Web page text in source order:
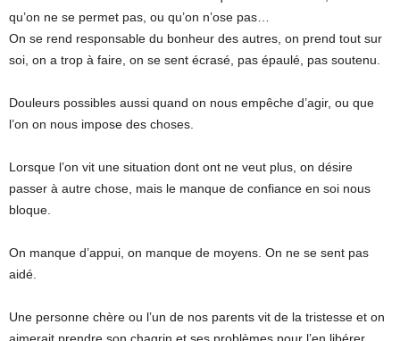
qu’on ne se permet pas, ou qu’on n’ose pas…
On se rend responsable du bonheur des autres, on prend tout sur
soi, on a trop à faire, on se sent écrasé, pas épaulé, pas soutenu.
Douleurs possibles aussi quand on nous empêche d’agir, ou que
l’on on nous impose des choses.
Lorsque l’on vit une situation dont ont ne veut plus, on désire
passer à autre chose, mais le manque de confiance en soi nous
bloque.
On manque d’appui, on manque de moyens. On ne se sent pas
aidé.
Une personne chère ou l’un de nos parents vit de la tristesse et on